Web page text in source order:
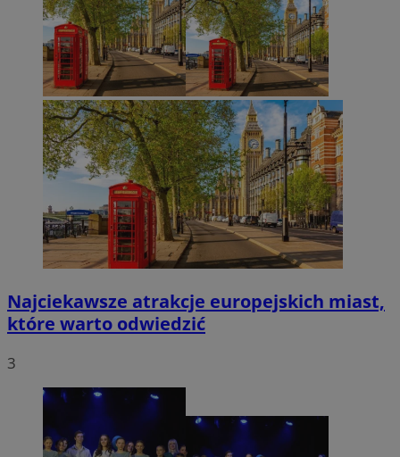
Najciekawsze atrakcje europejskich miast,
które warto odwiedzić
3